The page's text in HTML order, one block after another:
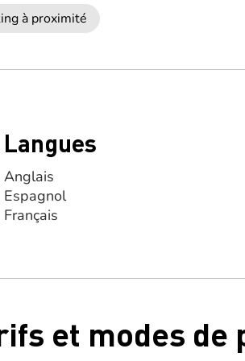
à proximité
Langues
Anglais
Espagnol
Français
et modes de